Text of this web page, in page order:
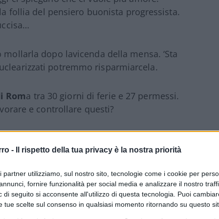
- Il rispetto della tua privacy è la nostra priorità
partner utilizziamo, sul nostro sito, tecnologie come i cookie per
fornire funzionalità per social media e analizzare il nostro
di seguito si acconsente all'utilizzo di questa tecnologia. Puoi
tue scelte sul consenso in qualsiasi momento ritornando su questo
follia del pensiero buonista progressista.
dopo lavicenda della mensa. ‘Sta
potremmo risparmiarcela.
Roma tra 30 giorni di ferie e 27 permessi.
e controllare questi?
FICO
#STUPRO